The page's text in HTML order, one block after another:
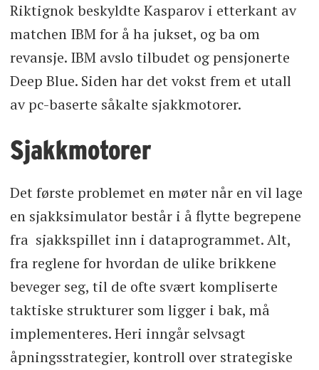
Riktignok beskyldte Kasparov i etterkant av
matchen IBM for å ha jukset, og ba om
revansje. IBM avslo tilbudet og pensjonerte
Deep Blue. Siden har det vokst frem et utall
av pc-baserte såkalte sjakkmotorer.
Sjakkmotorer
Det første problemet en møter når en vil lage
en sjakksimulator består i å flytte begrepene
fra sjakkspillet inn i dataprogrammet. Alt,
fra reglene for hvordan de ulike brikkene
beveger seg, til de ofte svært kompliserte
taktiske strukturer som ligger i bak, må
implementeres. Heri inngår selvsagt
åpningsstrategier, kontroll over strategiske